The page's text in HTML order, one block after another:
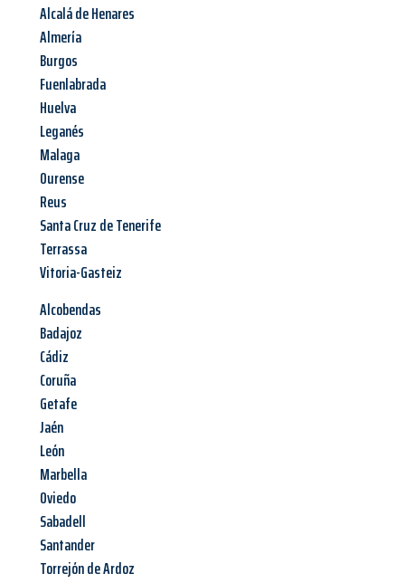
Alcalá de Henares
Almería
Burgos
Fuenlabrada
Huelva
Leganés
Malaga
Ourense
Reus
Santa Cruz de Tenerife
Terrassa
Vitoria-Gasteiz
Alcobendas
Badajoz
Cádiz
Coruña
Getafe
Jaén
León
Marbella
Oviedo
Sabadell
Santander
Torrejón de Ardoz